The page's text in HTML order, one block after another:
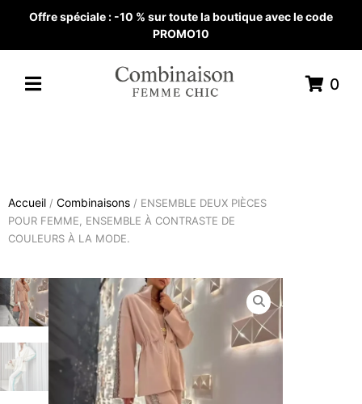
Offre spéciale : -10 % sur toute la boutique avec le code
PROMO10
0
Accueil / Combinaisons / ENSEMBLE DEUX PIÈCES
POUR FEMME, ENSEMBLE À CONTRASTE DE
COULEURS À LA MODE.